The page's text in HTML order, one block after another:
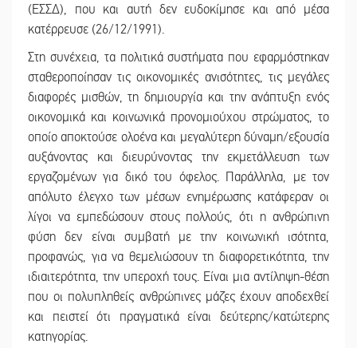
(ΕΣΣΔ), που και αυτή δεν ευδοκίμησε και από μέσα
κατέρρευσε (26/12/1991).
Στη συνέχεια, τα πολιτικά συστήματα που εφαρμόστηκαν
σταθεροποίησαν τις οικονομικές ανισότητες, τις μεγάλες
διαφορές μισθών, τη δημιουργία και την ανάπτυξη ενός
οικονομικά και κοινωνικά προνομιούχου στρώματος, το
οποίο αποκτούσε ολοένα και μεγαλύτερη δύναμη/εξουσία
αυξάνοντας και διευρύνοντας την εκμετάλλευση των
εργαζομένων για δικό του όφελος. Παράλληλα, με τον
απόλυτο έλεγχο των μέσων ενημέρωσης κατάφεραν οι
λίγοι να εμπεδώσουν στους πολλούς, ότι η ανθρώπινη
φύση δεν είναι συμβατή με την κοινωνική ισότητα,
προφανώς, για να θεμελιώσουν τη διαφορετικότητα, την
ιδιαιτερότητα, την υπεροχή τους. Είναι μια αντίληψη-θέση
που οι πολυπληθείς ανθρώπινες μάζες έχουν αποδεχθεί
και πειστεί ότι πραγματικά είναι δεύτερης/κατώτερης
κατηγορίας.